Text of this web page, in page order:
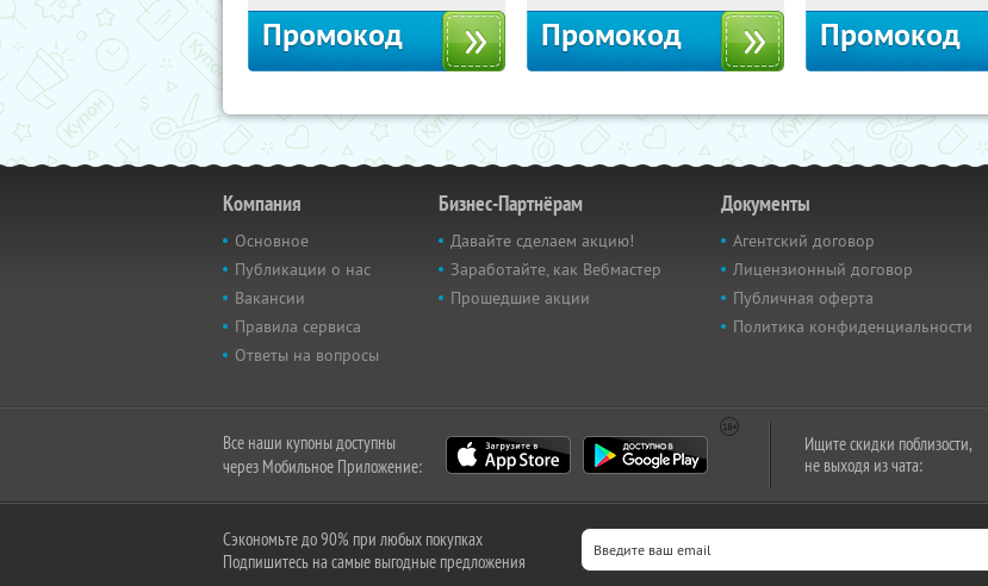
Промокод Промокод Промокод
Компания
Основное
Публикации о нас
Вакансии
Правила сервиса
Ответы на вопросы
Бизнес-Партнёрам
Давайте сделаем акцию!
Заработайте, как Вебмастер
Прошедшие акции
Документы
Агентский договор
Лицензионный договор
Публичная оферта
Политика конфиденциальности
Все наши купоны доступны
через Мобильное Приложение:
Ищите скидки поблизости,
не выходя из чата:
Сэкономьте до 90% при любых покупках
Подпишитесь на самые выгодные предложения